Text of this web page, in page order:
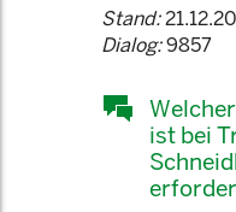
Stand:
Dialog:9857
ist bei